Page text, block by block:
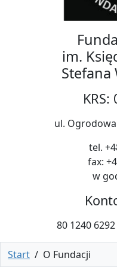
im.
Stefana
KRS:
ul. Ogrodowa
tel.
fax:
w
80 1240
Start / O Fundacji